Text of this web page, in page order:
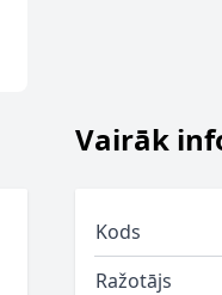
Vairāk
Kods
Ražotājs